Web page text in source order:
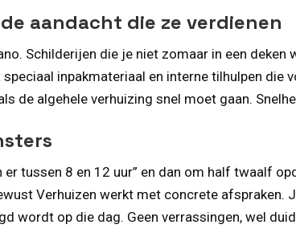
aandacht die ze verdienen
Schilderijen die je niet zomaar in een
inpakmateriaal en interne tilhulpen die
de algehele verhuizing snel moet gaan.
tussen 8 en 12 uur” en dan om half twaalf
Verhuizen werkt met concrete afspraken.
wordt op die dag. Geen verrassingen, wel